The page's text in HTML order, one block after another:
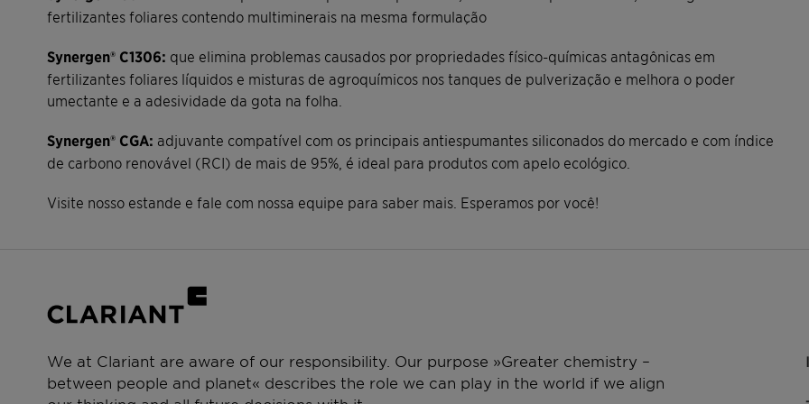
fertilizantes foliares contendo multiminerais na mesma formulação
Synergen® C1306: que elimina problemas causados por propriedades físico-químicas antagônicas em
fertilizantes foliares líquidos e misturas de agroquímicos nos tanques de pulverização e melhora o poder
umectante e a adesividade da gota na folha.
Synergen® CGA: adjuvante compatível com os principais antiespumantes siliconados do mercado e com índice
de carbono renovável (RCI) de mais de 95%, é ideal para produtos com apelo ecológico.
Visite nosso estande e fale com nossa equipe para saber mais. Esperamos por você!
We at Clariant are aware of our responsibility. Our purpose »Greater chemistry –
between people and planet« describes the role we can play in the world if we align